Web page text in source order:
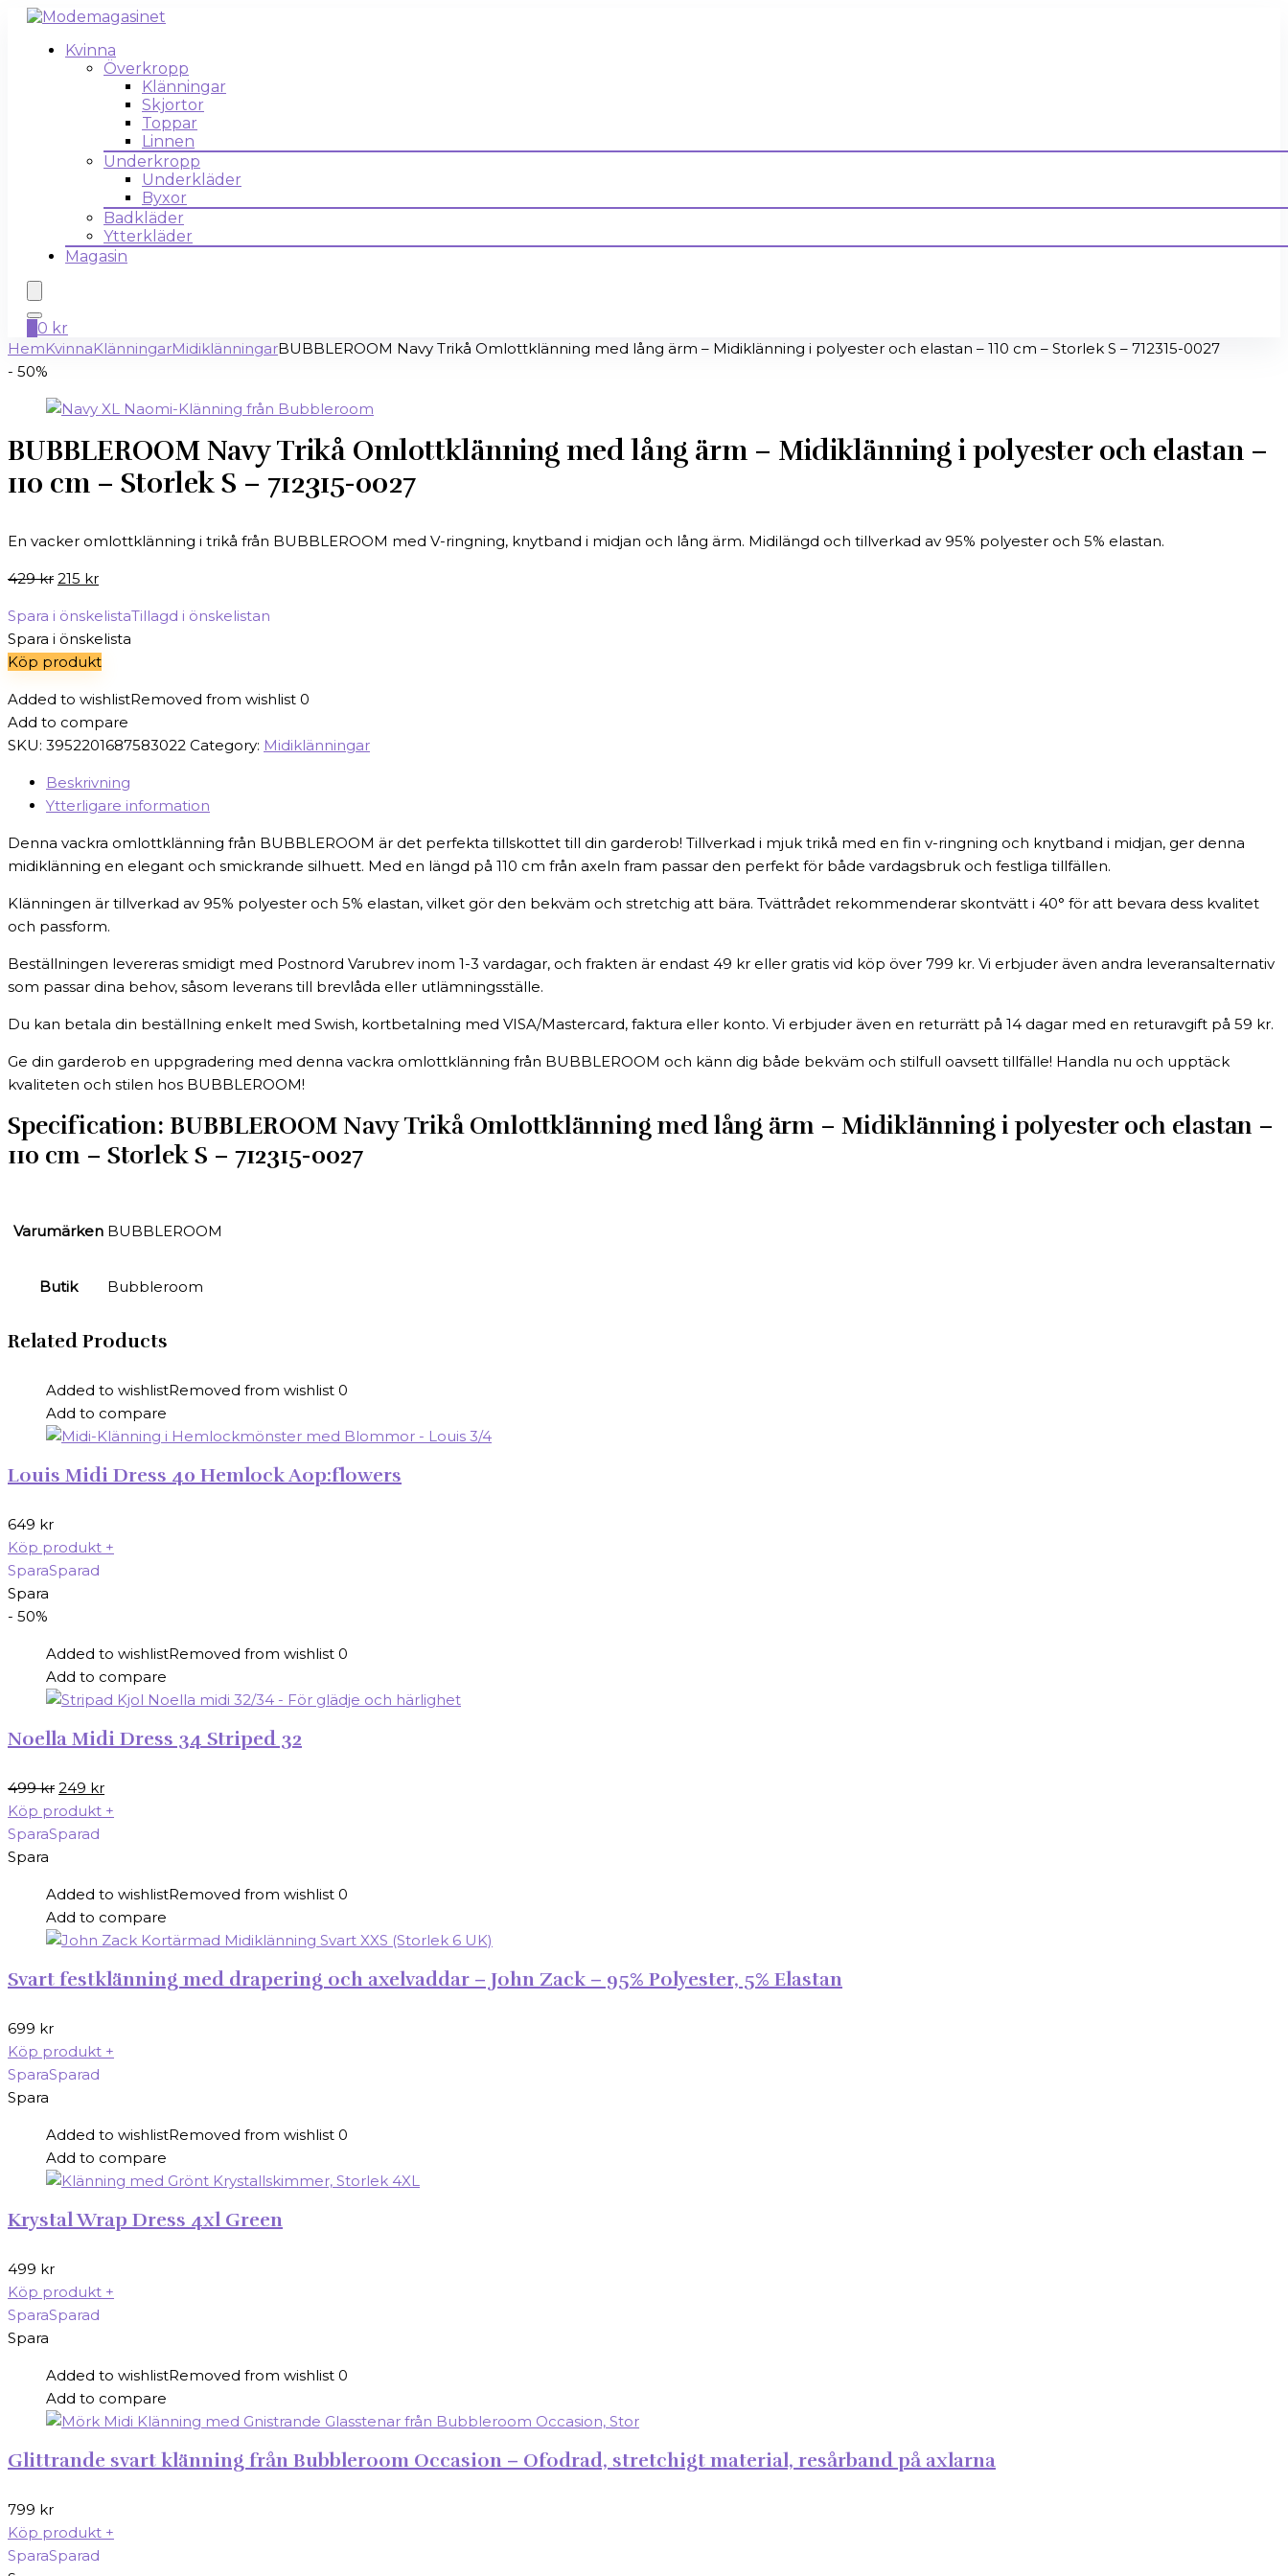
Kvinna
Överkropp
Klänningar
Skjortor
Toppar
Linnen
Underkropp
Underkläder
Byxor
Badkläder
Ytterkläder
Magasin
0 kr
HemKvinnaKlänningarMidiklänningarBUBBLEROOM Navy Trikå Omlottklänning med lång ärm – Midiklänning i polyester och elastan – 110 cm – Storlek S – 712315-0027
- 50%
BUBBLEROOM Navy Trikå Omlottklänning med lång ärm – Midiklänning i polyester och elastan –
110 cm – Storlek S – 712315-0027
En vacker omlottklänning i trikå från BUBBLEROOM med V-ringning, knytband i midjan och lång ärm. Midilängd och tillverkad av 95% polyester och 5% elastan.
429kr Det
priset
var:
429 kr.
215 krDet
priset
är:
215 kr.
Spara i önskelistaTillagd i önskelistan
Spara i önskelista
Köp produkt
Added to wishlistRemoved from wishlist 0
Add to compare
SKU: 3952201687583022 Category: Midiklänningar
Beskrivning
Ytterligare information
Denna vackra omlottklänning från BUBBLEROOM är det perfekta tillskottet till din garderob! Tillverkad i mjuk trikå med en fin v-ringning och knytband i midjan, ger denna
midiklänning en elegant och smickrande silhuett. Med en längd på 110 cm från axeln fram passar den perfekt för både vardagsbruk och festliga tillfällen.
Klänningen är tillverkad av 95% polyester och 5% elastan, vilket gör den bekväm och stretchig att bära. Tvättrådet rekommenderar skontvätt i 40° för att bevara dess kvalitet
och passform.
Beställningen levereras smidigt med Postnord Varubrev inom 1-3 vardagar, och frakten är endast 49 kr eller gratis vid köp över 799 kr. Vi erbjuder även andra leveransalternativ
som passar dina behov, såsom leverans till brevlåda eller utlämningsställe.
Du kan betala din beställning enkelt med Swish, kortbetalning med VISA/Mastercard, faktura eller konto. Vi erbjuder även en returrätt på 14 dagar med en returavgift på 59 kr.
Ge din garderob en uppgradering med denna vackra omlottklänning från BUBBLEROOM och känn dig både bekväm och stilfull oavsett tillfälle! Handla nu och upptäck
kvaliteten och stilen hos BUBBLEROOM!
Specification: BUBBLEROOM Navy Trikå Omlottklänning med lång ärm – Midiklänning i polyester och elastan –
110 cm – Storlek S – 712315-0027
Varumärken BUBBLEROOM
Butik Bubbleroom
Related Products
Added to wishlistRemoved from wishlist 0
Add to compare
Louis Midi Dress 40 Hemlock Aop:flowers
649 kr
Köp produkt +
SparaSparad
Spara
- 50%
Added to wishlistRemoved from wishlist 0
Add to compare
Noella Midi Dress 34 Striped 32
499kr Det
ursprungliga
priset
249 krDet
nuvarande
Köp produkt +
SparaSparad
Spara
Added to wishlistRemoved from wishlist 0
Add to compare
Svart festklänning med drapering och axelvaddar – John Zack – 95% Polyester, 5% Elastan
699 kr
Köp produkt +
SparaSparad
Spara
Added to wishlistRemoved from wishlist 0
Add to compare
Krystal Wrap Dress 4xl Green
499 kr
Köp produkt +
SparaSparad
Spara
Added to wishlistRemoved from wishlist 0
Add to compare
Glittrande svart klänning från Bubbleroom Occasion – Ofodrad, stretchigt material, resårband på axlarna
799 kr
Köp produkt +
SparaSparad